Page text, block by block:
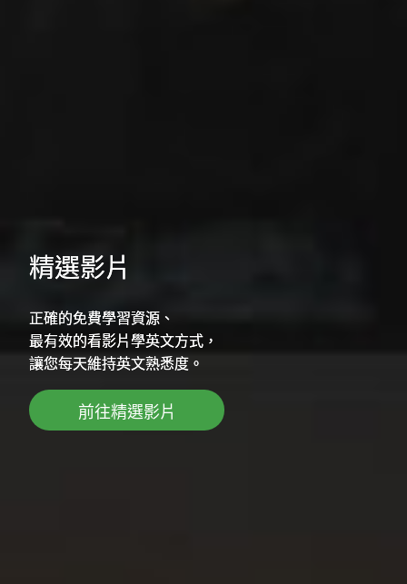
精選影片
正確的免費學習資源、
最有效的看影片學英文方式，
讓您每天維持英文熟悉度。
前往精選影片